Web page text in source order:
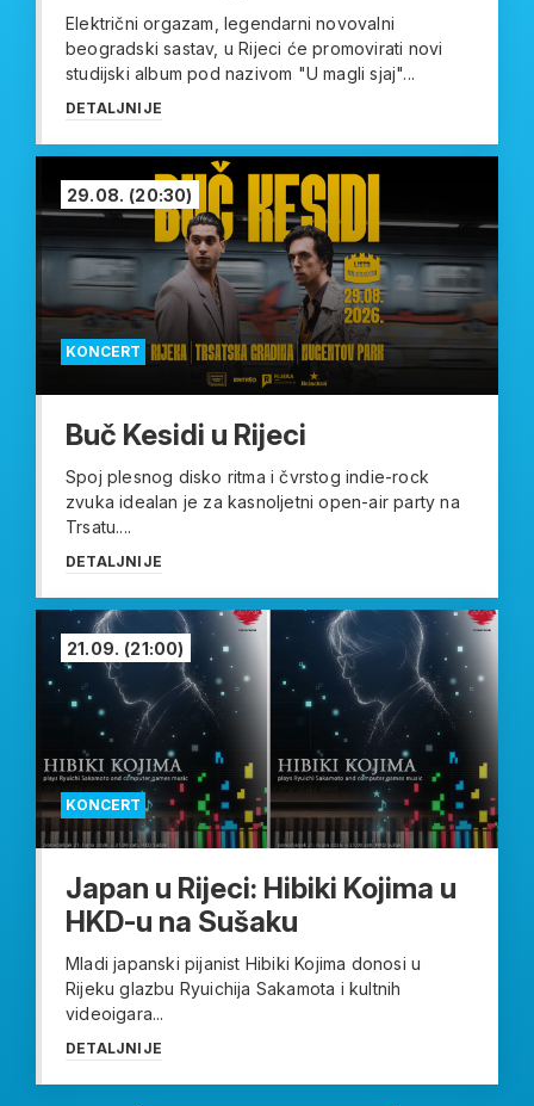
Električni orgazam, legendarni novovalni
beogradski sastav, u Rijeci će promovirati novi
studijski album pod nazivom "U magli sjaj"...
DETALJNIJE
KONCERT
29.08. (20:30)
Buč Kesidi u Rijeci
Spoj plesnog disko ritma i čvrstog indie-rock
zvuka idealan je za kasnoljetni open-air party na
Trsatu....
DETALJNIJE
KONCERT
21.09. (21:00)
Japan u Rijeci: Hibiki Kojima u
HKD-u na Sušaku
Mladi japanski pijanist Hibiki Kojima donosi u
Rijeku glazbu Ryuichija Sakamota i kultnih
videoigara...
DETALJNIJE